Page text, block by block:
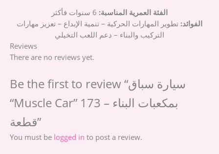
الفئة العمرية المناسبة:
الفوائد: تطوير المهارات الحركية – تنمية الإبداع – تعزيز مهارات
التركيب والبناء – دعم اللعب التخيلي
Reviews
There are no reviews yet.
Be the first to review “سيارة سباق
“Muscle Car” بمكعبات البناء – 173
قطعة”
You must be logged in to post a review.